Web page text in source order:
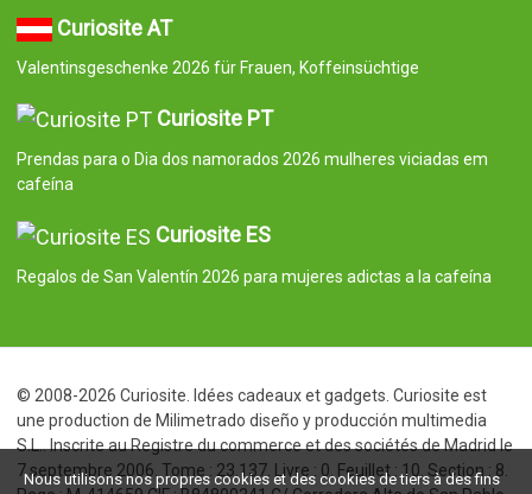
Curiosite AT
Valentinsgeschenke 2026 für Frauen, Koffeinsüchtige
Curiosite PT
Prendas para o Dia dos namorados 2026 mulheres viciadas em
cafeína
Curiosite ES
Regalos de San Valentín 2026 para mujeres adictas a la cafeína
© 2008-2026 Curiosite. Idées cadeaux et gadgets. Curiosite est
une production de Milimetrado diseño y producción multimedia
S.L.. Inscrite au Registre du commerce et des sociétés de Madrid le
7 septembre 2006. Tome : 23.137. Livre : 0. Feuillet : 10. Section : 8.
Nous utilisons nos propres cookies et des cookies de tiers à des fins